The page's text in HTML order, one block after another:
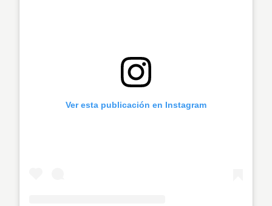
Ver esta publicación en Instagram